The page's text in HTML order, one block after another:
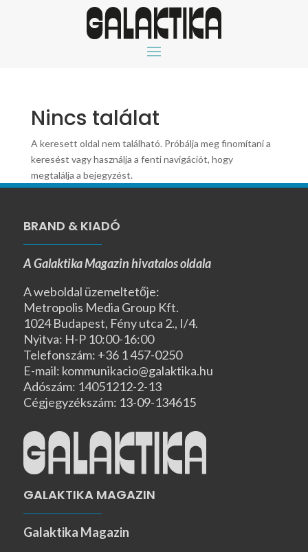
Nincs találat
A keresett oldal nem található. Próbálja meg finomítani a
keresést vagy használja a fenti navigációt, hogy
megtalálja a bejegyzést.
BRAND & KIADÓ
A Galaktika Magazin hivatalos oldala
A weboldal üzemeltetője:
Metropolis Media Group Kft.
1024 Budapest, Fény utca 2., I/4.
Nyitva: H-P 10:00-16:00
Telefonszám: +36 1 457-0250
E-mail: kommunikacio@galaktika.hu
Adószám: 14051212-2-13
Cégjegyzékszám: 13-09-134615
GALAKTIKA MAGAZIN
Galaktika Magazin